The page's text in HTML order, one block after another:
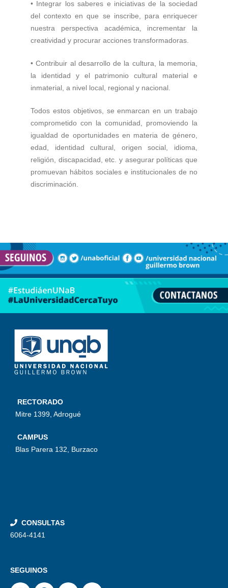
• Integrar los saberes e iniciativas de la sociedad
del contexto en que se inscribe, para enriquecer
nuestra perspectiva académica, incrementar la
creatividad y procurar acciones transformadoras.
• Contribuir al desarrollo de la cultura, la memoria,
la identidad y el patrimonio cultural material e
inmaterial, a nivel local, regional y nacional.
Todos estos objetivos, se enmarcan en un trabajo
comprometido con la comunidad, promoviendo la
igualdad de oportunidades en materia de género,
edad, identidad cultural, origen social, idioma,
religión, discapacidad, etc. y asegurar políticas que
promuevan hábitos sociales e institucionales de no
discriminación.
RECTORADO
Mitre 1399, Adrogué
CAMPUS
Blas Parera 132, Burzaco
CONSULTAS
6064-4141
SEGUINOS